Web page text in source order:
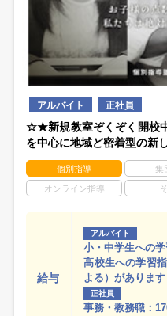
アルバイト 正社員
☆★新規教室ぞくぞく開
を中心に地域ど密着型の新
個別指導 集
オンライン指導
給与
アルバイト
小・中学生への
高校生への学習
よる）があります
正社員
事務・教務職：